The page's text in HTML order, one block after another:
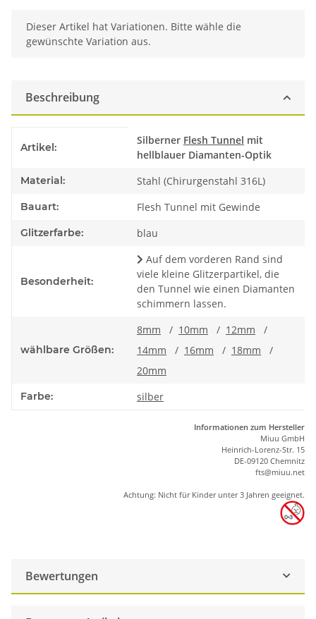
x
Dieser Artikel hat Variationen. Bitte wähle die
gewünschte Variation aus.
Beschreibung
Artikel:
Silberner Flesh Tunnel mit
hellblauer Diamanten-Optik
Material: Stahl (Chirurgenstahl 316L)
Bauart: Flesh Tunnel mit Gewinde
Glitzerfarbe: blau
Besonderheit:
Auf dem vorderen Rand sind
viele kleine Glitzerpartikel, die
den Tunnel wie einen Diamanten
schimmern lassen.
wählbare Größen:
8mm / 10mm / 12mm
/
14mm
/ 16mm / 18mm
/
20mm
Farbe: silber
Informationen zum Hersteller
Miuu GmbH
Heinrich-Lorenz-Str. 15
DE-09120 Chemnitz
fts@miuu.net
Achtung: Nicht für Kinder unter 3 Jahren geeignet.
Bewertungen